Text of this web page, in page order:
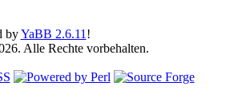
byYaBB 2.6.11 !
Alle Rechte vorbehalten.